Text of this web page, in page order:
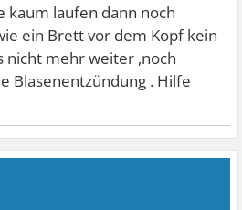
kaum laufen dann noch
ein Brett vor dem Kopf kein
nicht mehr weiter ,noch
Blasenentzündung . Hilfe